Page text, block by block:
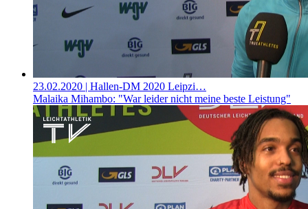
23.02.2020 | Hallen-DM 2020 Leipzi…
Malaika Mihambo: "War leider nicht meine beste Leistung"